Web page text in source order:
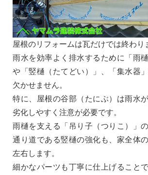
屋根のリフォームは瓦だけでは終わり
雨水を効率よく排水するために「雨
や「竪樋（たてどい）」、「集水器
欠かせません。
特に、屋根の谷部（たにぶ）は雨水
劣化しやすく注意が必要です。
雨樋を支える「吊り子（つりこ）」
通り道である竪樋の強化も、家全体
左右します。
細かなパーツも丁寧に仕上げること